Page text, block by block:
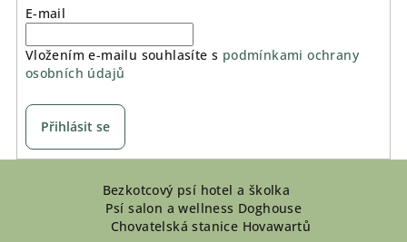
E-mail
Vložením e-mailu souhlasíte s podmínkami ochrany
osobních údajů
Přihlásit se
Bezkotcový psí hotel a školka
Psí salon a wellness Doghouse
Chovatelská stanice Hovawartů